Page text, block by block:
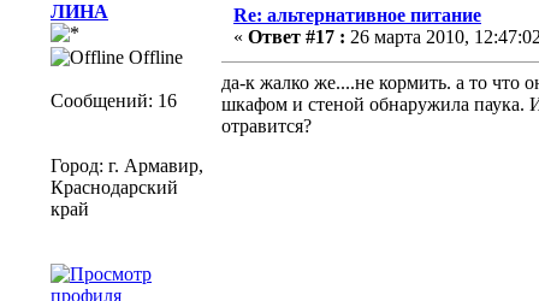
ЛИНА
Offline
Сообщений: 16
Город: г. Армавир,
Краснодарский
край
Re: альтернативное питание
« Ответ #17 : 26 марта 2010,
да-к жалко же....не кормить. а то что
шкафом и стеной обнаружила паука.
отравится?